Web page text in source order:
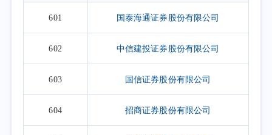
601 国泰海通证券股份有限公司
602 中信建投证券股份有限公司
603 国信证券股份有限公司
604 招商证券股份有限公司